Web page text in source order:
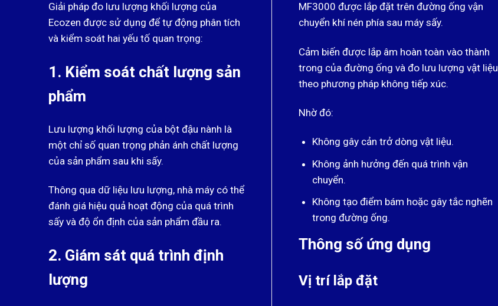
Giải pháp đo lưu lượng khối lượng của
Ecozen được sử dụng để tự động phân tích
và kiểm soát hai yếu tố quan trọng:
1. Kiểm soát chất lượng sản
phẩm
Lưu lượng khối lượng của bột đậu nành là
một chỉ số quan trọng phản ánh chất lượng
của sản phẩm sau khi sấy.
Thông qua dữ liệu lưu lượng, nhà máy có thể
đánh giá hiệu quả hoạt động của quá trình
sấy và độ ổn định của sản phẩm đầu ra.
2. Giám sát quá trình định
lượng
MF3000 được lắp đặt trên đường ống vận
chuyển khí nén phía sau máy sấy.
Cảm biến được lắp âm hoàn toàn vào thành
trong của đường ống và đo lưu lượng vật liệu
theo phương pháp không tiếp xúc.
Nhờ đó:
Không gây cản trở dòng vật liệu.
Không ảnh hưởng đến quá trình vận
chuyển.
Không tạo điểm bám hoặc gây tắc nghẽn
trong đường ống.
Thông số ứng dụng
Vị trí lắp đặt